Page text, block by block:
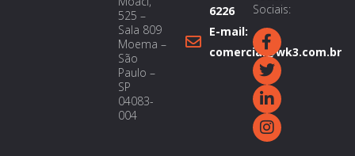
525 –
Sala 809
Moema –
São
Paulo –
SP
04083-
004
6226
E-mail:
comercial@wk3.com.br
Sociais: